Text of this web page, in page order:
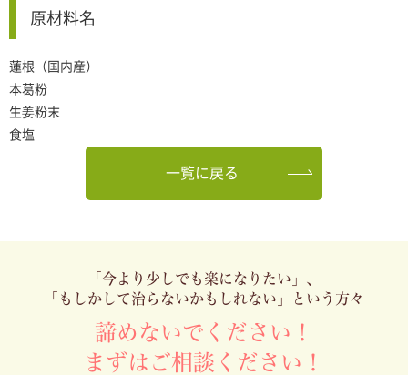
原材料名
蓮根（国内産）
本葛粉
生姜粉末
食塩
一覧に戻る
「今より少しでも楽になりたい」、
「もしかして治らないかもしれない」という方々
諦めないでください！
まずはご相談ください！